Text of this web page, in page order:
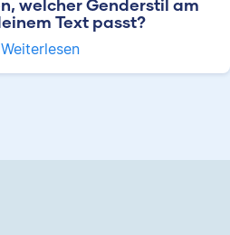
welcher Genderstil am
Text passt?
Weiterlesen